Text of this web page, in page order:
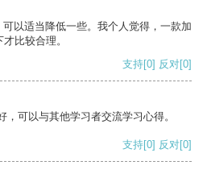
以适当降低一些。我个人觉得，一款加
比较合理。
支持[0] 反对[0]
可以与其他学习者交流学习心得。
支持[0] 反对[0]